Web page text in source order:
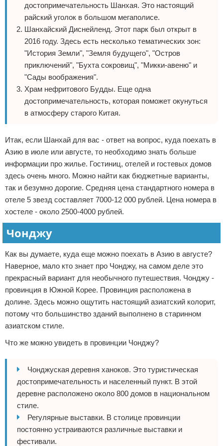
достопримечательность Шанхая. Это настоящий
райский уголок в большом мегаполисе.
Шанхайский Диснейленд. Этот парк был открыт в
2016 году. Здесь есть несколько тематических зон:
"История Земли", "Земля будущего", "Остров
приключений", "Бухта сокровищ", "Микки-авеню" и
"Сады воображения".
Храм нефритового Будды. Еще одна
достопримечательность, которая поможет окунуться
в атмосферу старого Китая.
Итак, если Шанхай для вас - ответ на вопрос, куда поехать в
Азию в июле или августе, то необходимо знать больше
информации про жилье. Гостиниц, отелей и гостевых домов
здесь очень много. Можно найти как бюджетные варианты,
так и безумно дорогие. Средняя цена стандартного номера в
отеле 5 звезд составляет 7000-12 000 рублей. Цена номера в
хостеле - около 2500-4000 рублей.
Чонджу
Как вы думаете, куда еще можно поехать в Азию в августе?
Наверное, мало кто знает про Чонджу, на самом деле это
прекрасный вариант для необычного путешествия. Чонджу -
провинция в Южной Корее. Провинция расположена в
долине. Здесь можно ощутить настоящий азиатский колорит,
потому что большинство зданий выполнено в старинном
азиатском стиле.
Что же можно увидеть в провинции Чонджу?
Чонджуская деревня ханоков. Это туристическая
достопримечательность и населенный пункт. В этой
деревне расположено около 800 домов в национальном
стиле.
Регулярные выставки. В столице провинции
постоянно устраиваются различные выставки и
фестивали.